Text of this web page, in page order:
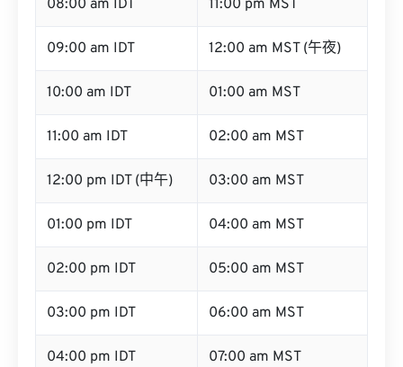
08:00 am IDT 11:00 pm MST
09:00 am IDT 12:00 am MST (午夜)
10:00 am IDT 01:00 am MST
11:00 am IDT 02:00 am MST
12:00 pm IDT (中午) 03:00 am MST
01:00 pm IDT 04:00 am MST
02:00 pm IDT 05:00 am MST
03:00 pm IDT 06:00 am MST
04:00 pm IDT 07:00 am MST